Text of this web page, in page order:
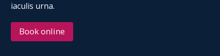
iaculis urna.
Book online